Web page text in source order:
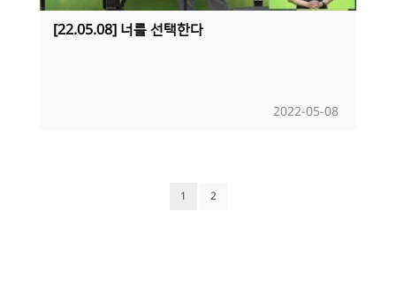
[22.05.08] 너를 선택한다
2022-05-08
1 2